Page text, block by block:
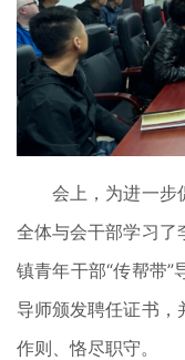
会上，为进一步
全体与会干部学习了
镇青年干部“传帮带
导师颁发聘任证书，
作则、恪尽职守。